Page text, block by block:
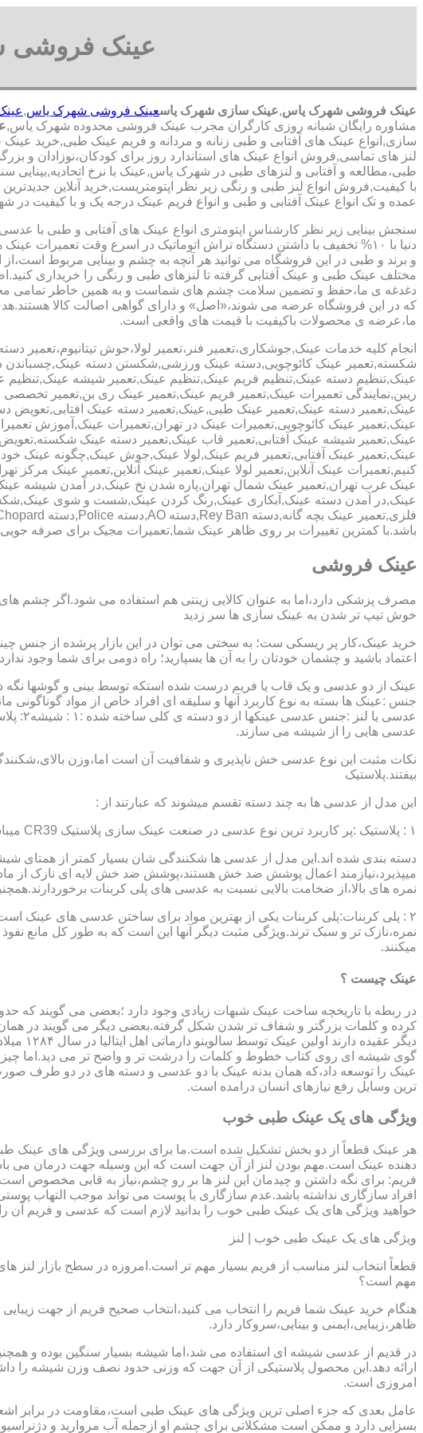
عینک
عینک فروشی شهرک یاس,عینک سازی شهرک یاسعینک فروشی شهرک یاس,
مشاوره رایگان شبانه روزی کارگران مجرب عینک فروشی محدوده شهرک یاس,
سازی,انواع عینک های آفتابی و طبی زنانه و مردانه و فریم عینک طبی,خرید
لنز های تماسی,فروش انواع عینک های استاندارد روز برای کودکان،نوزادان
طبی،مطالعه و آفتابی و لنزهای طبی در شهرک یاس,عینک با نرخ
با کیفیت,فروش انواع لنز طبی و رنگی زیر نظر اپتومتریست,خرید آنلاین
عمده و تک انواع عینک آفتابی و طبی و انواع فریم عینک درجه یک و با کیفیت در
سنجش بینایی زیر نظر کارشناس اپتومتری انواع عینک های آفتابی و طبی با
دنیا با ۱۰% تخفیف با داشتن دستگاه تراش اتوماتیک در اسرع وقت تعمیرات عینک
و برند و طبی در این فروشگاه می توانید هر آنچه به چشم و بینایی مربوط است،از
مختلف عینک طبی و عینک آفتابی گرفته تا لنزهای طبی و رنگی را خریداری
دغدغه ی ما،حفظ و تضمین سلامت چشم های شماست و به همین خاطر تمامی
که در این فروشگاه عرضه می شوند،«اصل» و دارای گواهی اصالت کالا
ما،عرضه ی محصولات باکیفیت با قیمت های واقعی است.
انجام کلیه خدمات عینک,جوشکاری،تعمیر فنر،تعمیر لولا،جوش تیتانیوم،تعمیر
شکسته,تعمیر عینک کائوچویی,دسته عینک ورزشی,شکستن دسته عینک,چسباندن
عینک,تنظیم دسته عینک,تنظیم فریم عینک,تنظیم عینک,تعمیر شیشه عینک,تنظیم
ریبن,نمایندگی تعمیرات عینک,تعمیر فریم عینک,تعمیر عینک ری بن,تعمیر تخصصی
عینک,تعمیر دسته عینک,تعمیر عینک طبی,عینک,تعمیر دسته عینک افتابی,تعویض
عینک,تعمیر عینک کائوچویی,تعمیرات عینک در تهران,تعمیرات عینک,آموزش
عینک,تعمیر شیشه عینک آفتابی,تعمیر قاب عینک,تعمیر دسته عینک
عینک,تعمیر عینک آفتابی,تعمیر فریم عینک,لولا عینک,جوش عینک,چگونه عینک خود
کنیم,تعمیرات عینک آنلاین,تعمیر لولا عینک,تعمیر عینک آنلاین,تعمیر عینک مرکز
عینک غرب تهران,تعمیر عینک شمال تهران,پاره شدن نخ عینک,در آمدن شیشه
عینک,در آمدن دسته عینک,آبکاری عینک,رنگ کردن عینک,شست و شوی
باشد.با کمترین تغییرات بر روی ظاهر عینک شما,تعمیرات مجیک برای صرفه
عینک فروشی
مصرف پزشکی دارد،اما به عنوان کالایی زینتی هم استفاده می شود.اگر چشم
خوش تیپ تر شدن به عینک سازی ها سر زدید
خرید عینک،کار پر ریسکی ست؛ به سختی می توان در این بازار پرشده از جنس
اعتماد باشید و چشمان خودتان را به آن ها بسپارید؛ راه دومی برای شما وجود
عینک از دو عدسی و یک قاب یا فریم درست شده استکه توسط بینی و گوشها نگه
جنس :عینک ها بسته به نوع کاربرد آنها و سلیقه ای افراد خاص از مواد گوناگونی
عدسی
عدسی هایی را از شیشه می سازند.
نکات مثبت این نوع عدسی خش ناپذیری و شفافیت آن است اما،وزن
بیفتند.پلاستیک
این مدل از عدسی ها به چند دسته تقسم میشوند که عبارتند از :
۱ : پلاستیک :پر کاربرد ترین نوع عدسی در صنعت عینک سازی پلاستیک CR39 میباشد که بسته به نوع پوشش آنها،به انواعی نظیر : پلاستیک ساده،پلاستیک آنتی رفلکس،پلاستیک ضد خش،پلاستیک آب گریز و …..
دسته بندی شده اند.این مدل از عدسی ها شکنندگی شان بسیار کمتر از همتای
میپذیرد،نیازمند اعمال پوشش ضد خش هستند،پوشش ضد خش لایه ای نازک از
نمره های بالا،از ضخامت بالایی نسبت به عدسی های پلی کربنات
۲ : پلی کربنات:پلی کربنات یکی از بهترین مواد برای ساختن عدسی های
نمره،نازک تر و سبک ترند.ویژگی مثبت دیگر آنها این است که به طور کل مانع نفوذ
میکنند.
عینک چیست ؟
در ربطه با تاریخچه ساخت عینک شبهات زیادی وجود دارد ؛بعضی می گویند که
کرده و کلمات بزرگتر و شفاف تر شدن شکل گرفته.بعضی دیگر می گویند در همان
عینک را توسعه داد،که همان بدنه عینک با دو عدسی و دسته های در دو طرف
ترین وسایل رفع نیازهای انسان درامده است.
ویژگی های یک عینک طبی خوب
هر عینک قطعاً از دو بخش تشکیل شده است.ما برای بررسی ویژگی های عینک
دهنده عینک است.مهم بودن لنز از آن جهت است که این وسیله جهت درمان می
فریم: برای نگه داشتن و چیدمان این لنز ها بر رو چشم،نیاز به قابی
افراد سازگاری نداشته باشد.عدم سازگاری با پوست می تواند موجب التهاب
خواهید ویژگی های یک عینک طبی خوب را بدانید لازم است که عدسی و فریم آن را
ویژگی های یک عینک طبی خوب | لنز
قطعاً انتخاب لنز مناسب از فریم بسیار مهم تر است.امروزه در سطح بازار لنز
مهم است؟
هنگام خرید عینک شما فریم را انتخاب می کنید،انتخاب صحیح فریم از جهت
ظاهر،زیبایی،ایمنی و بینایی،سروکار دارد.
ارائه دهد.این محصول پلاستیکی از آن جهت که وزنی حدود نصف وزن شیشه را
امروزی است.
بسزایی دارد و ممکن است مشکلاتی برای چشم او ازجمله آب مروارید و دژنراسیون